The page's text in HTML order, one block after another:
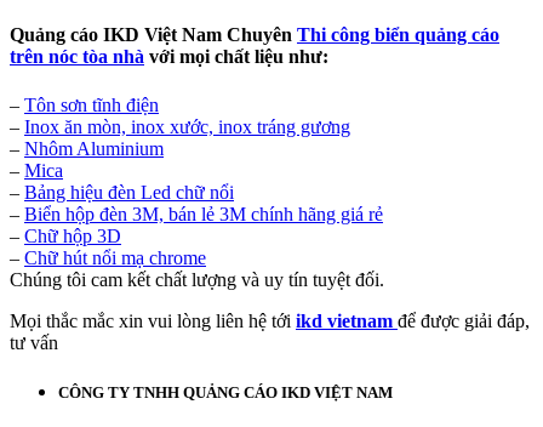
Quảng cáo IKD Việt Nam Chuyên Thi công biển quảng cáo
trên nóc tòa nhà với mọi chất liệu như:
– Tôn sơn tĩnh điện
– Inox ăn mòn, inox xước, inox tráng gương
– Nhôm Aluminium
– Mica
– Bảng hiệu đèn Led chữ nổi
– Biển hộp đèn 3M, bán lẻ 3M chính hãng giá rẻ
– Chữ hộp 3D
– Chữ hút nổi mạ chrome
Chúng tôi cam kết chất lượng và uy tín tuyệt đối.
Mọi thắc mắc xin vui lòng liên hệ tới ikd vietnam để được giải đáp,
tư vấn
CÔNG TY TNHH QUẢNG CÁO IKD VIỆT NAM